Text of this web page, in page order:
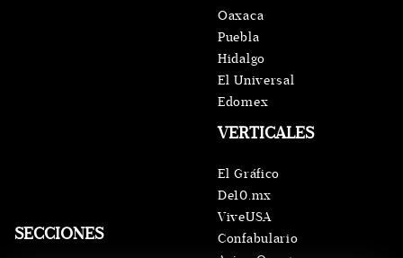
SECCIONES
VERTICALES
El Gráfico
De10.mx
ViveUSA
Confabulario
Oaxaca
Puebla
Hidalgo
El Universal
Edomex